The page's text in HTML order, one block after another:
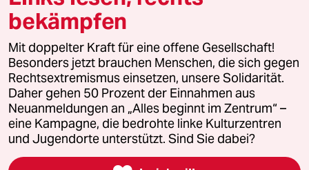
© 2026 taz Verlags und Vertriebs GmbH
Alle Rechte vorbehalten. Bei rechtlichen Fragen oder für Genehmigungen
wenden Sie sich bitte an
lizenzen@taz.de
Feedback Redaktionsstatut Kommune-Richtlinien
Leitlinie Informant Datenschutz Impressum AGB
Seitenwende Einwilligungen widerrufen (Ads)
bekämpfen
Mit doppelter Kraft für eine offene Gesellschaft!
Besonders jetzt brauchen Menschen, die sich gegen
Rechtsextremismus einsetzen, unsere Solidarität.
Daher gehen 50 Prozent der Einnahmen aus
Neuanmeldungen an „Alles beginnt im Zentrum“ –
eine Kampagne, die bedrohte linke Kulturzentren
und Jugendorte unterstützt. Sind Sie dabei?